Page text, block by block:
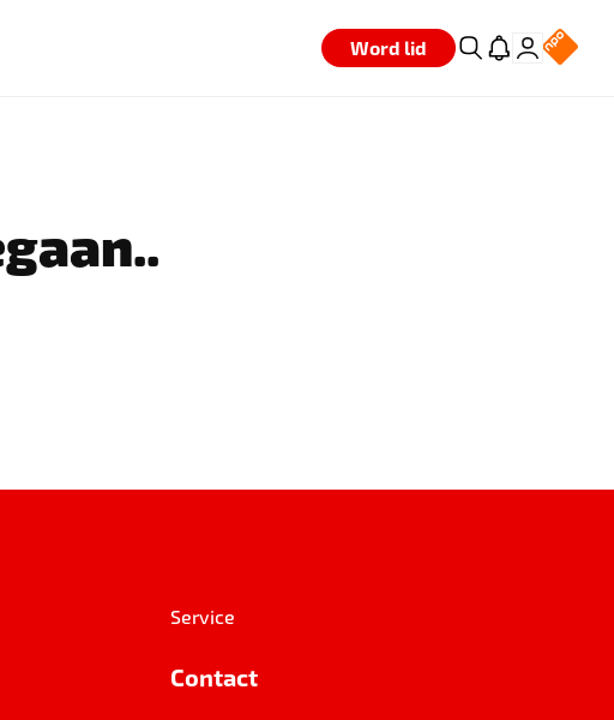
Word lid
Service
Contact